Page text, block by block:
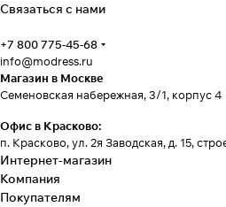
Связаться с нами
+7 800 775-45-68
info@modress.ru
Магазин в Москве
Семеновская набережная, 3/1, корпус 4
Офис в Красково:
п. Красково, ул. 2я Заводская, д. 15,
Интернет-магазин
Компания
Покупателям